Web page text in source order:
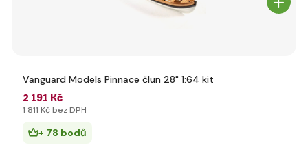
Vanguard Models Pinnace člun 28" 1:64 kit
2 191 Kč
1 811 Kč bez DPH
+ 78 bodů